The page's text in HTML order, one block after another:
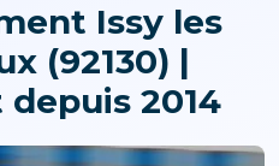
Issy les
(92130) |
2014